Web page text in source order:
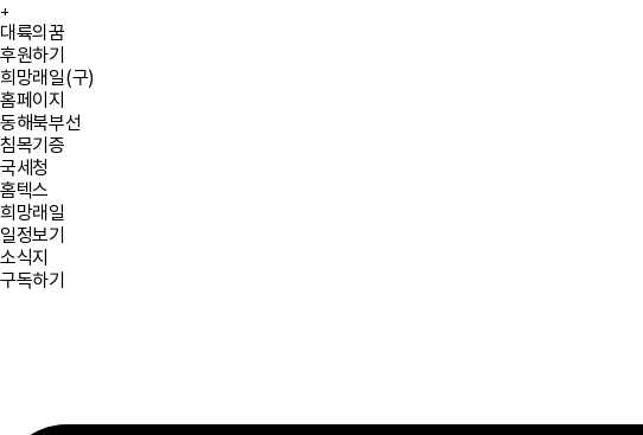
+
Quick menu
대륙의꿈
후원하기
희망래일(구)
홈페이지
동해북부선
침목기증
국세청
홈텍스
희망래일
일정보기
소식지
구독하기